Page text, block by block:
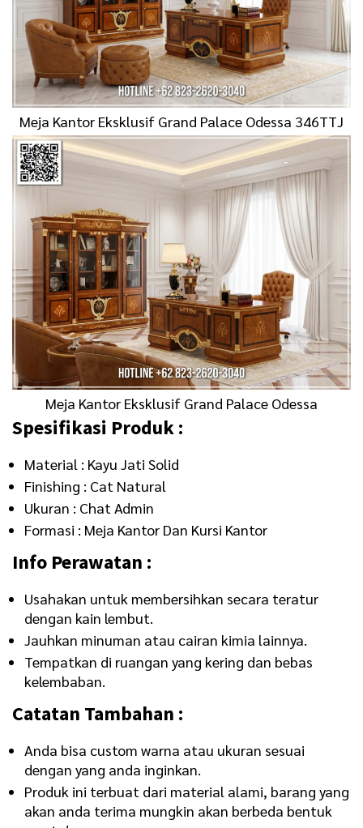
Meja Kantor Eksklusif Grand Palace Odessa 346TTJ
Meja Kantor Eksklusif Grand Palace Odessa
Spesifikasi Produk :
Material : Kayu Jati Solid
Finishing : Cat Natural
Ukuran : Chat Admin
Formasi : Meja Kantor Dan Kursi Kantor
Info Perawatan :
Usahakan untuk membersihkan secara teratur
dengan kain lembut.
Jauhkan minuman atau cairan kimia lainnya.
Tempatkan di ruangan yang kering dan bebas
kelembaban.
Catatan Tambahan :
Anda bisa custom warna atau ukuran sesuai
dengan yang anda inginkan.
Produk ini terbuat dari material alami, barang yang
akan anda terima mungkin akan berbeda bentuk